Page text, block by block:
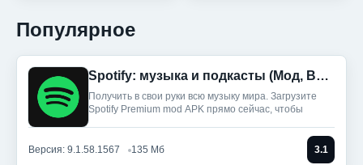
Популярное
Spotify: музыка и подкасты (Мод, Всё разблокировано)
Получить в свои руки всю музыку мира. Загрузите
Spotify Premium mod APK прямо сейчас, чтобы
Версия: 9.1.58.1567 135 Мб 3.1